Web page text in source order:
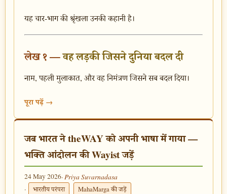
यह चार-भाग की श्रृंखला उनकी कहानी है।
लेख १ —वह लड़की जिसने दुनिया बदल दी
नाम, पहली मुलाकात, और वह निमंत्रण जिसने सब बदल दिया।
पूरा पढ़ें →
जब भारत ने theWAY को अपनी भाषा में गाया —
भक्ति आंदोलन की Wayist जड़ें
24 May 2026· Priya Suvarnadasa
· भारतीय परंपरा MahaMarga की जड़ें